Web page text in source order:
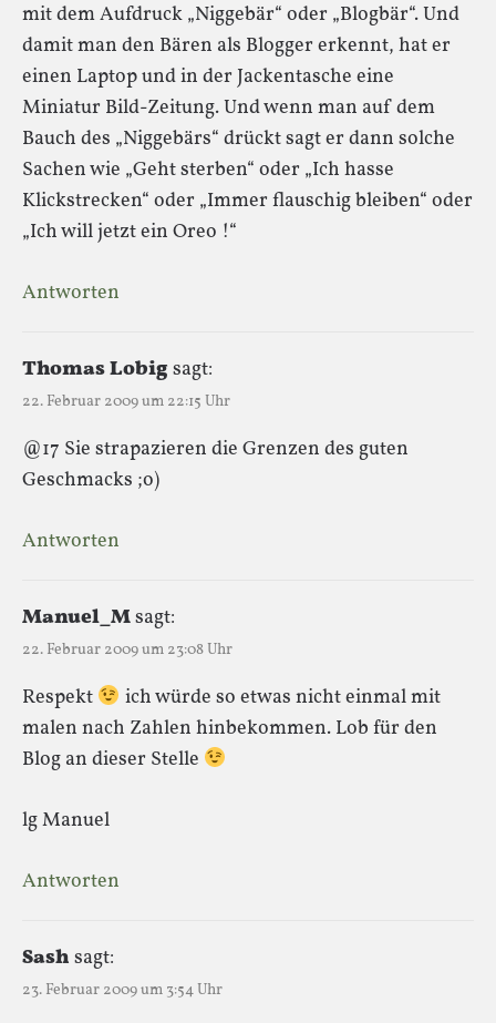
mit dem Aufdruck „Niggebär“ oder „Blogbär“. Und
damit man den Bären als Blogger erkennt, hat er
einen Laptop und in der Jackentasche eine
Miniatur Bild-Zeitung. Und wenn man auf dem
Bauch des „Niggebärs“ drückt sagt er dann solche
Sachen wie „Geht sterben“ oder „Ich hasse
Klickstrecken“ oder „Immer flauschig bleiben“ oder
„Ich will jetzt ein Oreo !“
Antworten
Thomas Lobigsagt:
22. Februar 2009 um 22:15 Uhr
@17 Sie strapazieren die Grenzen des guten
Geschmacks ;o)
Antworten
Manuel_Msagt:
22. Februar 2009 um 23:08 Uhr
Respekt
ich würde so etwas nicht einmal mit
malen nach Zahlen hinbekommen. Lob für den
Blog an dieser Stelle
lg Manuel
Antworten
Sash sagt:
23. Februar 2009 um 3:54 Uhr